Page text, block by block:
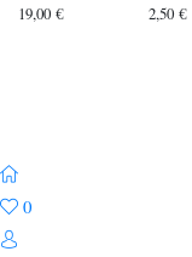
19,00 € 2,50€
0